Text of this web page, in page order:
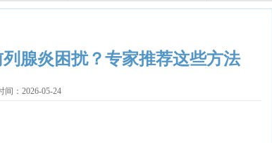
腺炎困扰？专家推荐这些方法
间：2026-05-24